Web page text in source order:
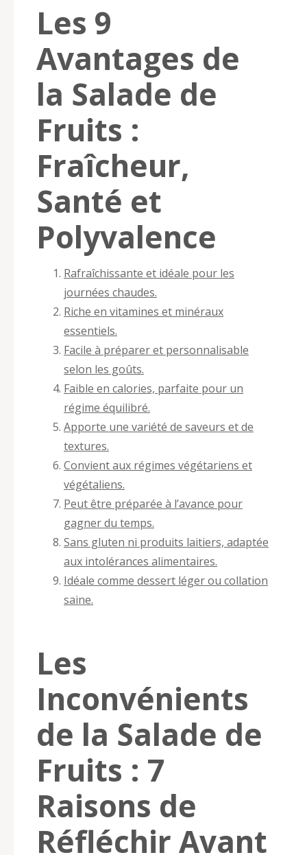
Les 9
Avantages de
la Salade de
Fruits :
Fraîcheur,
Santé et
Polyvalence
Rafraîchissante et idéale pour les
journées chaudes.
Riche en vitamines et minéraux
essentiels.
Facile à préparer et personnalisable
selon les goûts.
Faible en calories, parfaite pour un
régime équilibré.
Apporte une variété de saveurs et de
textures.
Convient aux régimes végétariens et
végétaliens.
Peut être préparée à l’avance pour
gagner du temps.
Sans gluten ni produits laitiers, adaptée
aux intolérances alimentaires.
Idéale comme dessert léger ou collation
saine.
Les
Inconvénients
de la Salade de
Fruits : 7
Raisons de
Réfléchir Avant